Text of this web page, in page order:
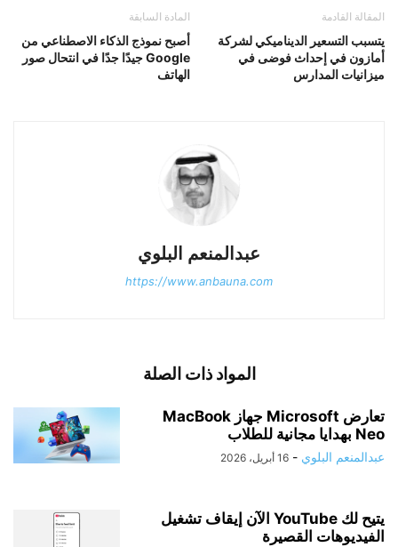
المادة السابقة
أصبح نموذج الذكاء الاصطناعي من
Google جيدًا جدًا في انتحال صور
الهاتف
المقالة القادمة
يتسبب التسعير الديناميكي لشركة
أمازون في إحداث فوضى في
ميزانيات المدارس
عبدالمنعم البلوي
https://www.anbauna.com
المواد ذات الصلة
تعارض Microsoft جهاز MacBook
Neo بهدايا مجانية للطلاب
عبدالمنعم البلوي - 16 أبريل، 2026
يتيح لك YouTube الآن إيقاف تشغيل
الفيديوهات القصيرة